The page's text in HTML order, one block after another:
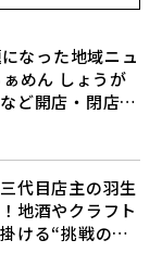
なった地域ニュ
めん しょうが
ど開店・閉店の
介♪
代目店主の羽生
地酒やクラフト
ける“挑戦の歴